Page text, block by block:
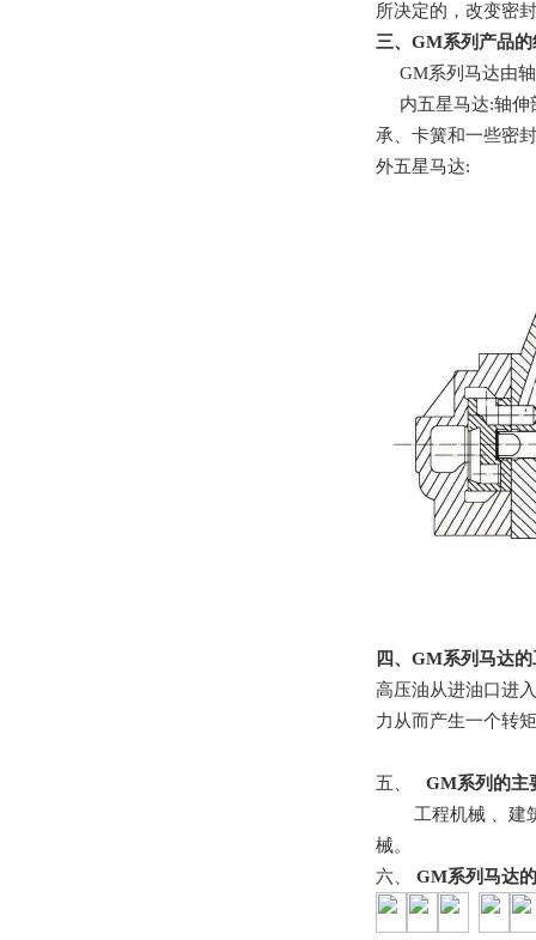
所决定的，改变密
三、 GM系列产品
GM系列马达由
内五星马达:轴伸
承、卡簧和一些密
外五星马达:
四、 GM系列马达
高压油从进油口进
力从而产生一个转
五、 GM系列的主
工程机械
、
械。
六、 GM系列马达